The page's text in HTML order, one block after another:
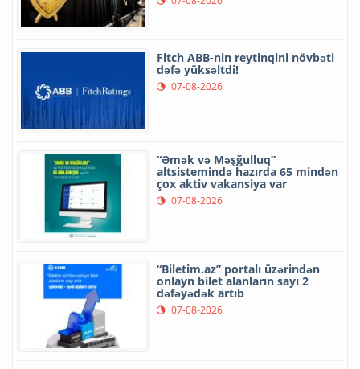
Fitch ABB-nin reytinqini növbəti
dəfə yüksəltdi!
07-08-2026
“Əmək və Məşğulluq”
altsistemində hazırda 65 mindən
çox aktiv vakansiya var
07-08-2026
“Biletim.az” portalı üzərindən
onlayn bilet alanların sayı 2
dəfəyədək artıb
07-08-2026